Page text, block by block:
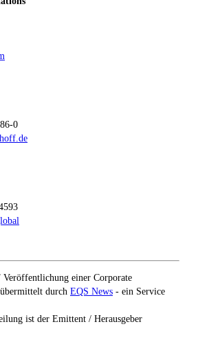
0
einer Corporate
durch EQS News - ein Service
ist der Emittent / Herausgeber